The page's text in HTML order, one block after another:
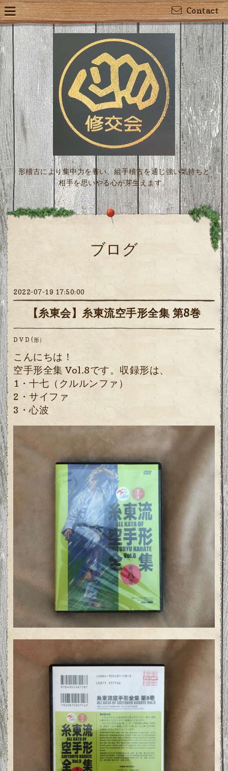
Contact
形稽古により集中力を養い、組手稽古を通じ強い気持ちと
相手を思いやる心が芽生えます。
ブログ
2022-07-19 17:50:00
【糸東会】糸東流空手形全集 第8巻
D V D (形）
こんにちは！
空手形全集 Vol.8です。収録形は、
1・十七（クルルンファ）
2・サイファ
3・心波